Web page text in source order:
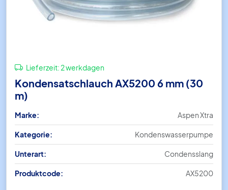
Lieferzeit:2 werkdagen
Kondensatschlauch AX5200 6 mm (30
m)
Marke: Aspen Xtra
Kategorie: Kondenswasserpumpe
Unterart: Condensslang
Produktcode: AX5200